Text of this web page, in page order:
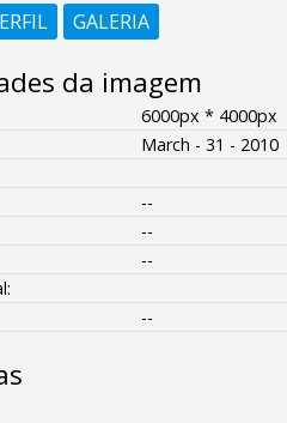
GALERIA
da imagem
6000px * 4000px
March - 31 - 2010
--
--
--
--